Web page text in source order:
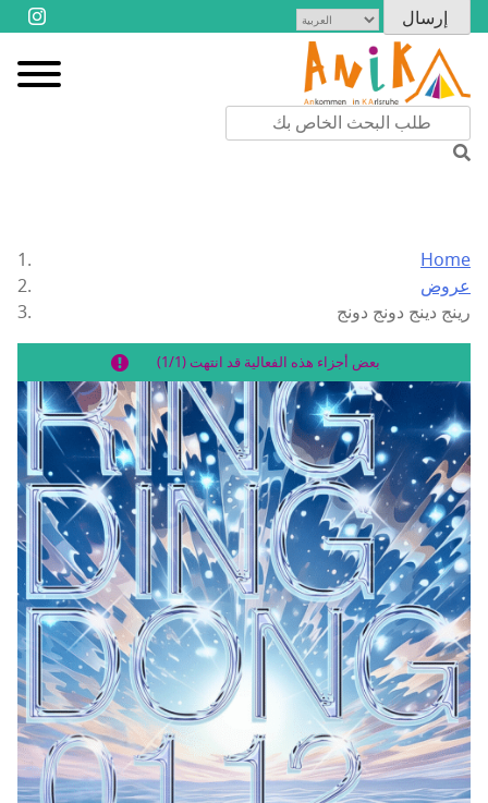
Home
عروض
رينج دينج دونج دونج
بعض أجزاء هذه الفعالية قد انتهت (1/1)